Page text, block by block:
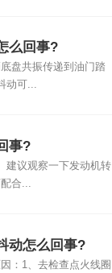
么回事?
盘共振传递到油门踏
动可...
事?
建议观察一下发动机转
合...
动怎么回事?
：1、去检查点火线圈